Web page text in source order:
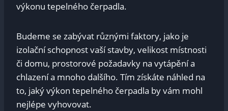
výkonu tepelného čerpadla.
Budeme se zabývat různými faktory, jako je
izolační schopnost vaší stavby, velikost místnosti
či domu, prostorové požadavky na vytápění a
chlazení a mnoho dalšího. Tím získáte náhled na
to, jaký výkon tepelného čerpadla by vám mohl
nejlépe vyhovovat.